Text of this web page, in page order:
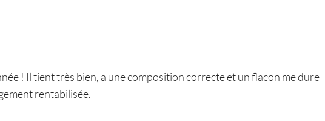
! Il tient très bien, a une composition correcte et un flacon me dure
rentabilisée.